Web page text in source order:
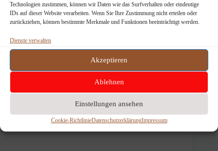
Technologien zustimmen, können wir Daten wie das Surfverhalten oder eindeutige
IDs auf dieser Website verarbeiten. Wenn Sie Ihre Zustimmung nicht erteilen oder
zurückziehen, können bestimmte Merkmale und Funktionen beeinträchtigt werden.
Dienste verwalten
Akzeptieren
Ablehnen
Einstellungen ansehen
Cookie-RichtlinieDatenschutzerklärungImpressum
Verkehrsrecht
Ansprüche nach Verkehrsunfall, Verhalten bei Vorwurf
von Ordnungswidrigkeiten auf Basis der geltenden
Regelungen aus dem Verkehrs- und
Ordnungswidrigkeitenrecht.
Bedarfsgerechte Gestaltung von Rechtsbeziehungen.
Fachkundige Beratung und Hilfe bei der Prüfung und